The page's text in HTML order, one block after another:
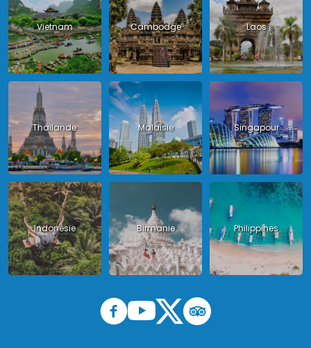
Vietnam Cambodge Laos
Thailande Malaisie Singapour
Indonésie Birmanie Philippines